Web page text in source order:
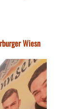
Wiesn